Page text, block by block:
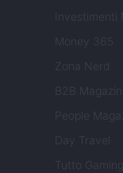
Investimenti
Money 365
Zona Nerd
B2B Magazine
People
Day Travel
Tutto Gaming